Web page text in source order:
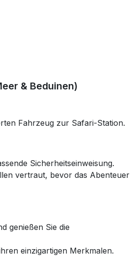
& Beduinen)
Fahrzeug zur Safari-Station.
Sicherheitseinweisung.
vertraut, bevor das Abenteuer
genießen Sie die
einzigartigen Merkmalen.